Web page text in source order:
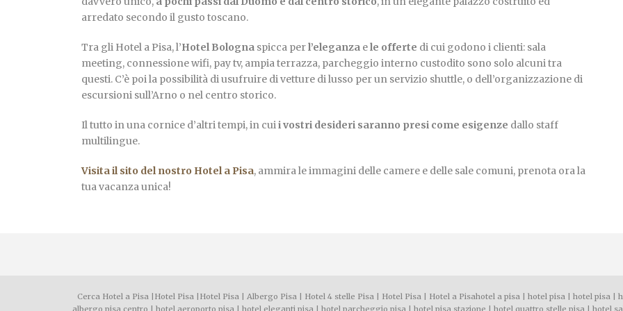
arredato secondo il gusto toscano.
Tra gli Hotel a Pisa, l’Hotel Bologna spicca perl’eleganza ele offerte di cui godono i clienti: sala
meeting, connessione wifi, pay tv, ampia terrazza, parcheggio interno custodito sono solo alcuni tra
questi. C’è poi la possibilità di usufruire di vetture di lusso per un servizio shuttle, o dell’organizzazione di
escursioni sull’Arno o nel centro storico.
Il tutto in una cornice d’altri tempi, in cuii vostri desideri saranno presi come esigenze dallo staff
multilingue.
Visita il sito del nostro Hotel a Pisa, ammira le immagini delle camere e delle sale comuni, prenota ora la
tua vacanza unica!
Cerca Hotel a Pisa| Hotel Pisa| Hotel Pisa| Albergo Pisa| Hotel 4 stelle Pisa| Hotel Pisa| Hotel a Pisahotel a pisa| hotel pisa| hotel pisa|